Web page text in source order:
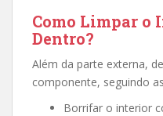
Como Limpar o
Dentro?
Além da parte externa,
componente, seguindo
Borrifar o interior